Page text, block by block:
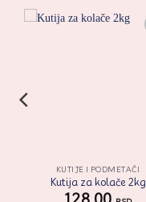
KUTIJE I PODMETAČI
Kutija za kolače 2kg